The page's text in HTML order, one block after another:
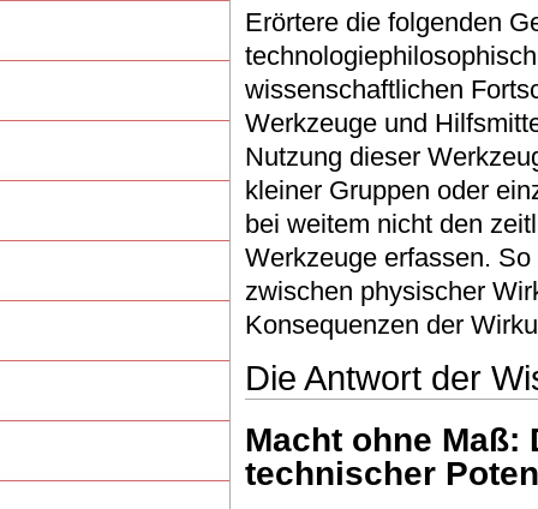
Erörtere die folgenden
wissenschaftlichen
Werkzeuge und
Nutzung dieser
kleiner Gruppen oder
bei weitem nicht den
Werkzeuge erfassen.
zwischen physischer
Konsequenzen der
Die Antwort der
Macht ohne
technischer